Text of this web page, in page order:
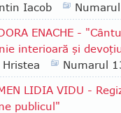
Iacob
ENACHE -
interioară şi
Numarul
LIDIA VIDU -
publicul"